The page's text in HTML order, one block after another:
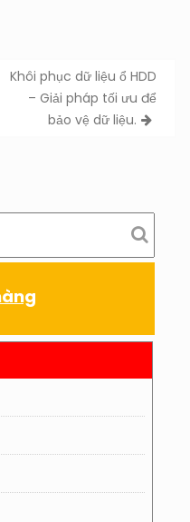
Khôi phục dữ liệu ổ HDD
– Giải pháp tối ưu để
bảo vệ dữ liệu.